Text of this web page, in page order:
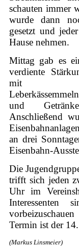
schauten immer
wurde dann
gesetzt und
Hause nehmen.
Mittag gab es
verdiente
mit
Leberkässemmeln
und
Anschließend
an drei
Eisenbahn-
Die
trifft sich jeden
Uhr im
Interessenten
Termin ist der
(Markus Linsmeier)